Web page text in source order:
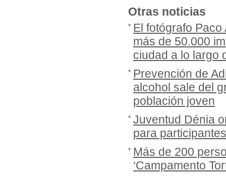
Otras noticias
El fotógrafo
más de 50.000
ciudad a lo largo
Prevención de
alcohol sale del
población joven
Juventud Dénia
para
Más de 200
‘Campamento